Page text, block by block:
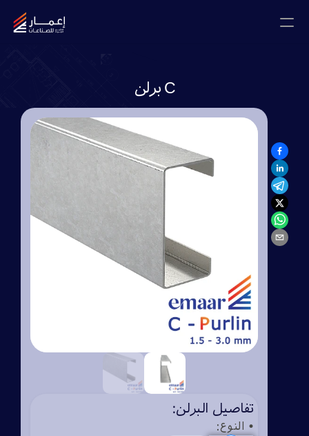
المشاريع
الصفحة الرئيسية
ENGLISH
برلن C
تفاصيل البرلن:
• النوع: